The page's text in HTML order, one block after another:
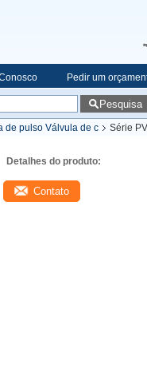
Pedir um
Pesquisa
de pulso Válvula de c
Série
Detalhes do produto:
Contato